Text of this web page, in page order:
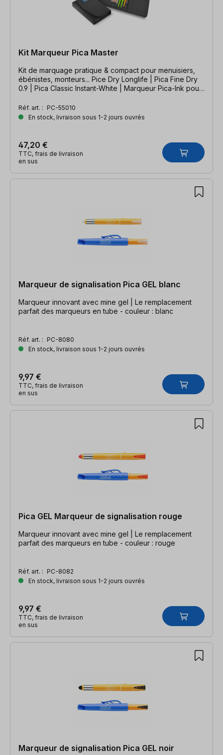
Kit Marqueur Pica Master
Kit de marquage pratique & compact pour menuisiers,
ébénistes, monteurs... Pice Dry Longlife | Pica Fine Dry
0.9 | Pica Classic Instant-White | Marqueur Pica-Ink pour
Réf. art. : PC-55010
En stock, livraison sous 1-2 jours ouvrés
47,20 €
TTC, frais de livraison
en sus
Marqueur de signalisation Pica GEL blanc
Marqueur innovant avec mine gel | Le remplacement
parfait des marqueurs en tube - couleur : blanc
Réf. art. : PC-8080
En stock, livraison sous 1-2 jours ouvrés
9,97 €
TTC, frais de livraison
en sus
Pica GEL Marqueur de signalisation rouge
Marqueur innovant avec mine gel | Le remplacement
parfait des marqueurs en tube - couleur : rouge
Réf. art. : PC-8082
En stock, livraison sous 1-2 jours ouvrés
9,97 €
TTC, frais de livraison
en sus
Marqueur de signalisation Pica GEL noir